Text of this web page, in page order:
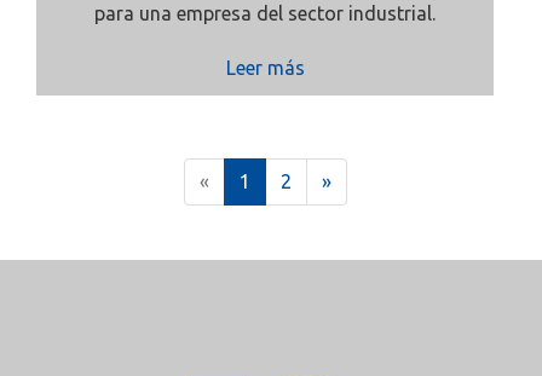
para una empresa del sector industrial.
Leer más
« 1
c
2 »